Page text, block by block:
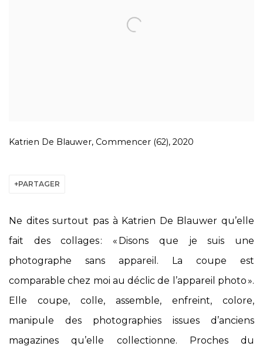
Katrien De Blauwer, Commencer (62), 2020
PARTAGER
Ne dites surtout pas à Katrien De Blauwer qu’elle
fait des collages : « Disons que je suis une
photographe sans appareil. La coupe est
comparable chez moi au déclic de l’appareil photo ».
Elle coupe, colle, assemble, enfreint, colore,
manipule des photographies issues d’anciens
magazines qu’elle collectionne. Proches du